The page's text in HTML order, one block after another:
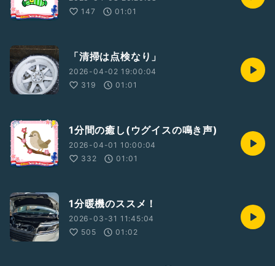
147
01:01
「清掃は点検なり」
2026-04-02 19:00:04
319
01:01
1分間の癒し(ウグイスの鳴き声)
2026-04-01 10:00:04
332
01:01
1分暖機のススメ！
2026-03-31 11:45:04
505
01:02